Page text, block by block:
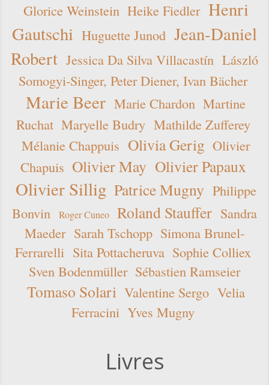
Glorice Weinstein Heike Fiedler Henri
Gautschi Huguette Junod Jean-Daniel
Robert Jessica Da Silva Villacastín László
Somogyi-Singer, Peter Diener, Ivan Bächer
Marie Beer Marie Chardon Martine
Ruchat Maryelle Budry Mathilde Zufferey
Mélanie Chappuis Olivia Gerig Olivier
Chapuis Olivier May Olivier Papaux
Olivier Sillig Patrice Mugny Philippe
Bonvin
Roger Cuneo Roland Stauffer Sandra
Maeder Sarah Tschopp Simona Brunel-
Ferrarelli Sita Pottacheruva Sophie Colliex
Sven Bodenmüller Sébastien Ramseier
Tomaso Solari Valentine Sergo Velia
Ferracini Yves Mugny
Livres